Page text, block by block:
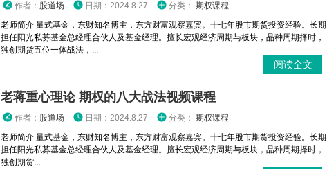
作者： 股道场 日期：2024.8.27 分类： 期权课程
老师简介 量式基金，东财知名博主，东方财富观察嘉宾。十七年股市期货投资经验。长期
担任阳光私募基金总经理合伙人及基金经理。擅长宏观经济周期与板块，品种周期择时，
独创期货五位一体战法，...
阅读全文
老蒋重心理论 期权的八大战法视频课程
作者： 股道场 日期：2024.8.27 分类： 期权课程
老师简介 量式基金，东财知名博主，东方财富观察嘉宾。十七年股市期货投资经验。长期
担任阳光私募基金总经理合伙人及基金经理。擅长宏观经济周期与板块，品种周期择时，
独创期货...